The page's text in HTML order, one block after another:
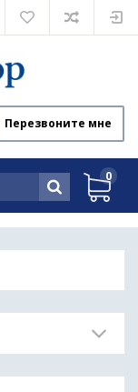
Перезвоните мне
0